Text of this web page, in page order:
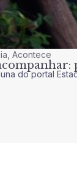
Acontece
do portal